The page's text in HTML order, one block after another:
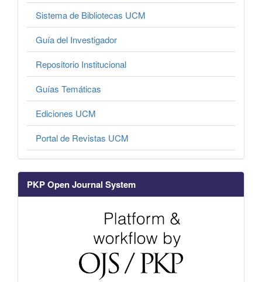
Sistema de Bibliotecas UCM
Guía del Investigador
Repositorio Institucional
Guías Temáticas
Ediciones UCM
Portal de Revistas UCM
PKP Open Journal System